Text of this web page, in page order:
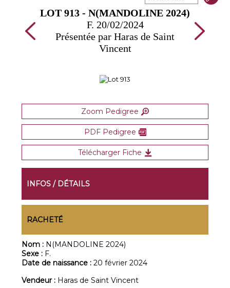
LOT 913 - N(MANDOLINE 2024)
F. 20/02/2024
Présentée par Haras de Saint
Vincent
Zoom Pedigree
PDF Pedigree
Télécharger Fiche
INFOS / DÉTAILS
RACHETÉ
Nom : N(MANDOLINE 2024)
Sexe : F.
Date de naissance :20 février 2024
Vendeur : Haras de Saint Vincent